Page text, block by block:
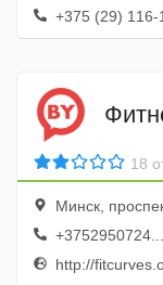
+375 (29) 116-
18
Минск,
+3752950724...
http://